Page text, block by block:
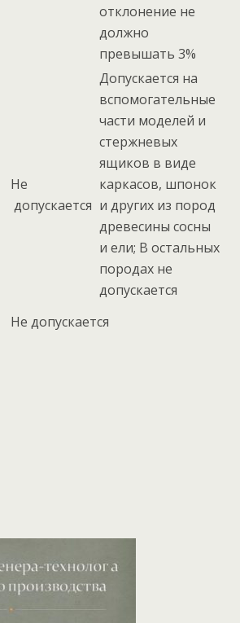
отклонение не
должно
превышать 3%
Не
допускается
Допускается на
вспомогательные
части моделей и
стержневых
ящиков в виде
каркасов, шпонок
и других из пород
древесины сосны
и ели; В остальных
породах не
допускается
Не допускается